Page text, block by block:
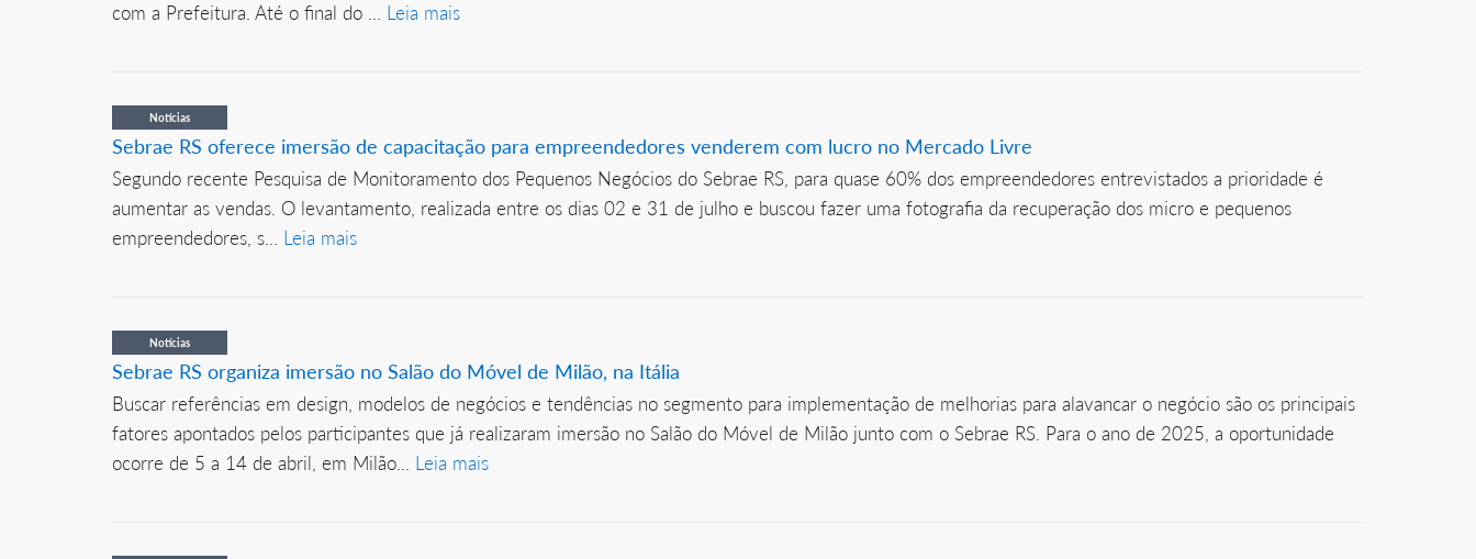
com a Prefeitura. Até o final do ... Leia mais
Notícias
Sebrae RS oferece imersão de capacitação para empreendedores venderem com lucro no Mercado Livre
Segundo recente Pesquisa de Monitoramento dos Pequenos Negócios do Sebrae RS, para quase 60% dos empreendedores entrevistados a prioridade é
aumentar as vendas. O levantamento, realizada entre os dias 02 e 31 de julho e buscou fazer uma fotografia da recuperação dos micro e pequenos
empreendedores, s... Leia mais
Notícias
Sebrae RS organiza imersão no Salão do Móvel de Milão, na Itália
Buscar referências em design, modelos de negócios e tendências no segmento para implementação de melhorias para alavancar o negócio são os principais
fatores apontados pelos participantes que já realizaram imersão no Salão do Móvel de Milão junto com o Sebrae RS. Para o ano de 2025, a oportunidade
ocorre de 5 a 14 de abril, em Milão... Leia mais